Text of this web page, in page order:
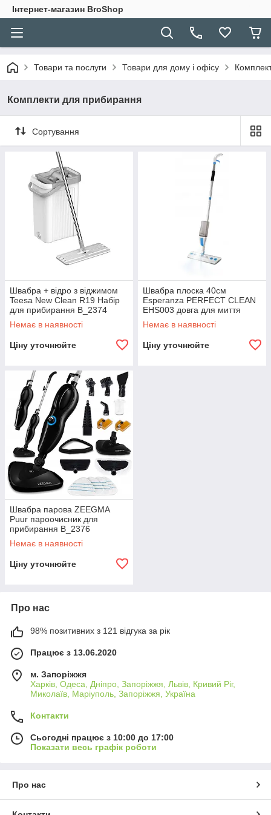
Інтернет-магазин BroShop
Товари та послуги Товари для дому і офісу
Комплекти для прибирання
Сортування
Швабра + відро з віджимом
Teesa New Clean R19 Набір
для прибирання B_2374
Немає в наявності
Ціну уточнюйте
Швабра плоска 40см
Esperanza PERFECT CLEAN
EHS003 довга для миття
підлоги B_2438
Немає в наявності
Ціну уточнюйте
Швабра парова ZEEGMA
Puur пароочисник для
прибирання B_2376
Немає в наявності
Ціну уточнюйте
Про нас
98% позитивних з 121 відгука за рік
Працює з 13.06.2020
м. Запоріжжя
Харків, Одеса, Дніпро, Запоріжжя, Львів, Кривий Ріг,
Миколаїв, Маріуполь, Запоріжжя, Україна
Контакти
Сьогодні працює з 10:00 до 17:00
Показати весь графік роботи
Про нас